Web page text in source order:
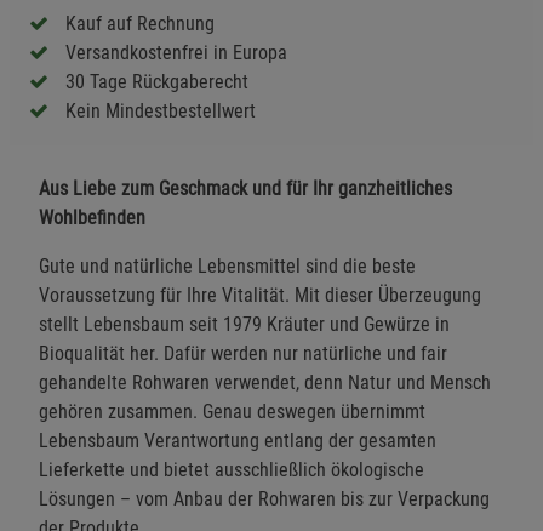
Kauf auf Rechnung
Versandkostenfrei in Europa
30 Tage Rückgaberecht
Kein Mindestbestellwert
Aus Liebe zum Geschmack und für Ihr ganzheitliches
Wohlbefinden
Gute und natürliche Lebensmittel sind die beste
Voraussetzung für Ihre Vitalität. Mit dieser Überzeugung
stellt Lebensbaum seit 1979 Kräuter und Gewürze in
Bioqualität her. Dafür werden nur natürliche und fair
gehandelte Rohwaren verwendet, denn Natur und Mensch
gehören zusammen. Genau deswegen übernimmt
Lebensbaum Verantwortung entlang der gesamten
Lieferkette und bietet ausschließlich ökologische
Lösungen – vom Anbau der Rohwaren bis zur Verpackung